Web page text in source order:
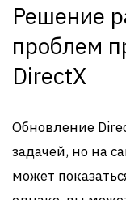
Решение
проблем
DirectX
Обновление
задачей, но на
может